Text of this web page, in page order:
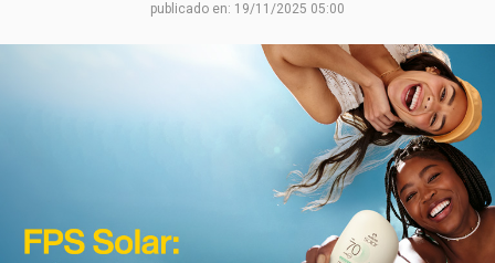
publicado en: 19/11/2025 05:00